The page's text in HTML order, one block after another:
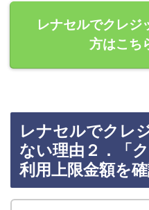
レナセルでクレジ
方はこち
レナセルでクレ
ない理由２．「
利用上限金額を確